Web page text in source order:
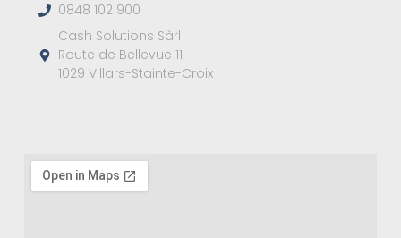
0848 102 900
Cash Solutions Sàrl
Route de Bellevue 11
1029 Villars-Stainte-Croix